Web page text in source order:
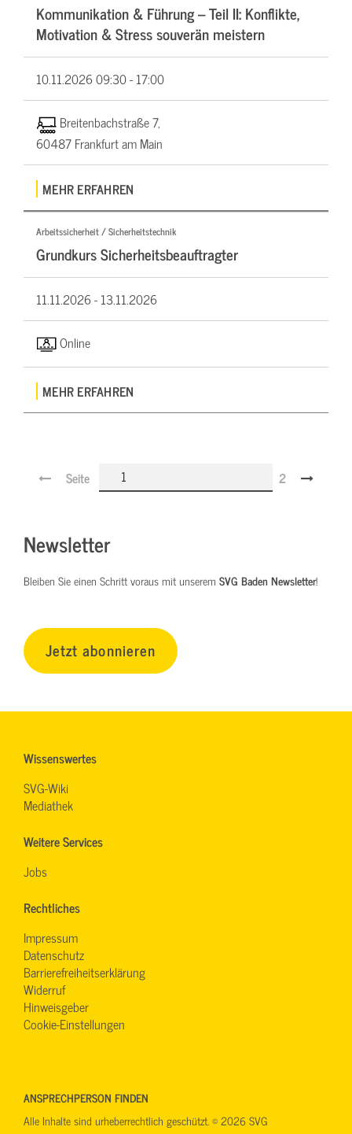
Kommunikation & Führung – Teil II: Konflikte,
Motivation & Stress souverän meistern
10.11.202609:30 - 17:00
Breitenbachstraße 7,
60487 Frankfurt am Main
MEHR ERFAHREN
Arbeitssicherheit / Sicherheitstechnik
Grundkurs Sicherheitsbeauftragter
11.11.2026 -13.11.2026
Online
MEHR ERFAHREN
Seite 2
Newsletter
Bleiben Sie einen Schritt voraus mit unserem SVG Baden Newsletter!
Jetzt abonnieren
Wissenswertes
SVG-Wiki
Mediathek
Weitere Services
Jobs
Rechtliches
Impressum
Datenschutz
Barrierefreiheitserklärung
Widerruf
Hinweisgeber
Cookie-Einstellungen
ANSPRECHPERSON FINDEN
Alle Inhalte sind urheberrechtlich geschützt. © 2026 SVG